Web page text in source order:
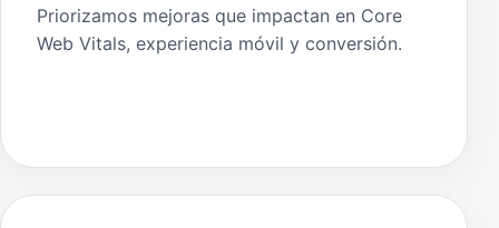
Priorizamos mejoras que impactan en Core
Web Vitals, experiencia móvil y conversión.